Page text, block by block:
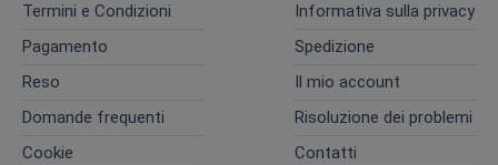
Termini e Condizioni
Informativa sulla privacy
Pagamento
Spedizione
Reso
Il mio account
Domande frequenti
Risoluzione dei problemi
Cookie
Contatti